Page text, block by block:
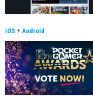
iOS + Android